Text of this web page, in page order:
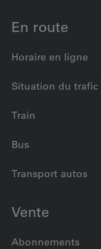
En route
Horaire en ligne
Situation du trafic
Train
Bus
Transport autos
Vente
Abonnements